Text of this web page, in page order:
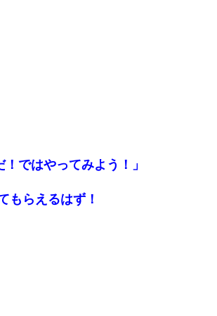
！ではやってみよう！」
もらえるはず！